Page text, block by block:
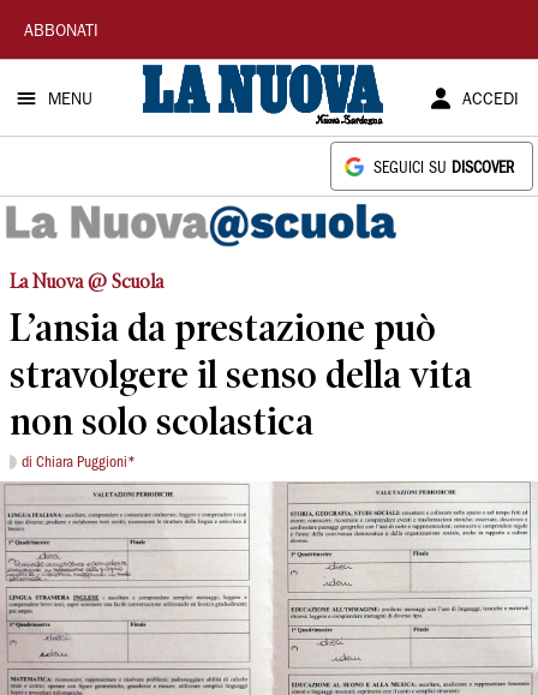
La
Nuova
Sardegna
ABBONATI
MENU ACCEDI
SEGUICI SU DISCOVER
La Nuova @ Scuola
L’ansia da prestazione può
stravolgere il senso della vita
non solo scolastica
di Chiara Puggioni*